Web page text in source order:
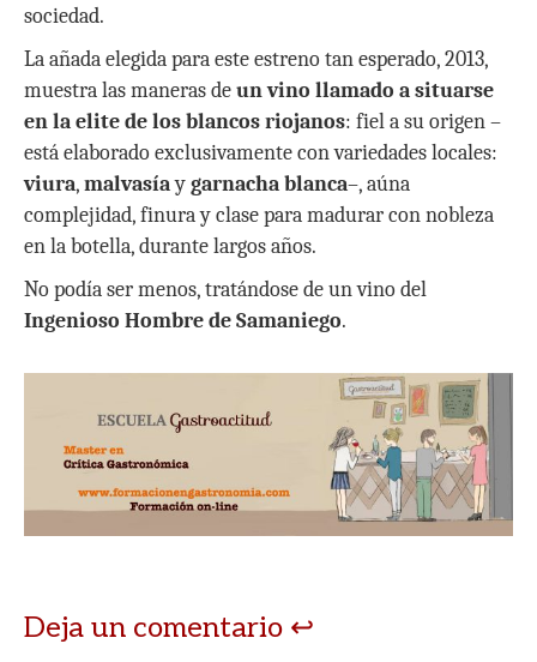
sociedad.
La añada elegida para este estreno tan esperado, 2013,
muestra las maneras deun vino llamado a situarse
en la elite de los blancos riojanos: fiel a su origen –
está elaborado exclusivamente con variedades locales:
viura,malvasíaygarnacha blanca–, aúna
complejidad, finura y clase para madurar con nobleza
en la botella, durante largos años.
No podía ser menos, tratándose de un vino del
Ingenioso Hombre de Samaniego.
Deja un comentario